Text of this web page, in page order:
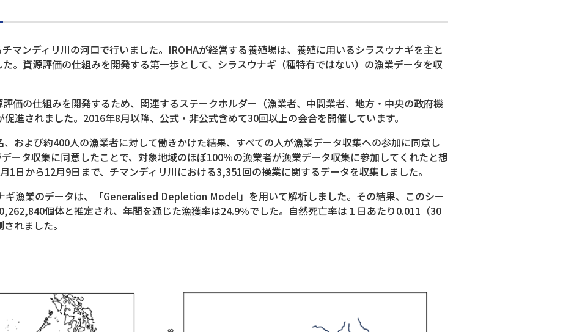
マンディリ川の河口で行いました。IROHAが経営する養殖場は、養殖に用いるシラスウナギを主と
。資源評価の仕組みを開発する第一歩として、シラスウナギ（種特有ではない）の漁業データを収
価の仕組みを開発するため、関連するステークホルダー（漁業者、中間業者、地方・中央の政府機
進されました。2016年8月以降、公式・非公式含めて30回以上の会合を開催しています。
および約400人の漁業者に対して働きかけた結果、すべての人が漁業データ収集への参加に同意し
ータ収集に同意したことで、対象地域のほぼ100％の漁業者が漁業データ収集に参加してくれたと想
1日から12月9日まで、チマンディリ川における3,351回の操業に関するデータを収集しました。
漁業のデータは、「Generalised Depletion Model」を用いて解析しました。その結果、このシー
個体と推定され、年間を通じた漁獲率は24.9％でした。自然死亡率は１日あたり0.011（30
れました。